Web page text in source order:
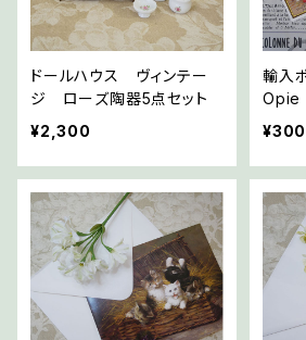
ドールハウス ヴィンテー
ジ ローズ陶器5点セット
¥2,300
輸入
Opie
¥300